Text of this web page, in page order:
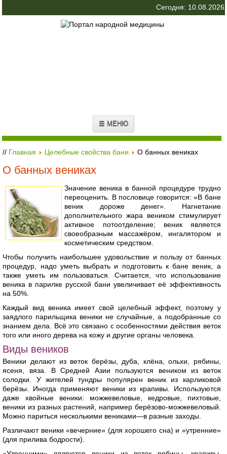
Сегодня: 10.08.2026
☰ МЕНЮ
// Главная Целебные свойства бани О банных вениках
О банных вениках
Значение веника в банной процедуре трудно
переоценить. В пословице говорится: «В бане
веник дороже денег». Нагнетание
дополнительного жара веником стимулирует
активное потоотделение; веник является
своеобразным массажёром, ингалятором и
косметическим средством.
Чтобы получить наибольшее удовольствие и пользу от банных
процедур, надо уметь выбрать и подготовить к бане веник, а
также уметь им пользоваться. Считается, что использование
веника в парилке русской бани увеличивает её эффективность
на 50%.
Каждый вид веника имеет свой целебный эффект, поэтому у
заядлого парильщика веники не случайные, а подобранные со
знанием дела. Всё это связано с особенностями действия веток
того или иного дерева на кожу и другие органы человека.
Виды веников
Веники делают из веток берёзы, дуба, клёна, ольхи, рябины,
ясеня, вяза. В Средней Азии пользуются веником из веток
солодки. У жителей тундры популярен веник из карликовой
берёзы. Иногда применяют веники из крапивы. Используются
даже хвойные веники: можжевеловые, кедровые, пихтовые,
веники из разных растений, например берёзово-можжевеловый.
Можно париться несколькими вениками—в разные заходы.
Различают веники «вечерние» (для хорошего сна) и «утренние»
(для прилива бодрости).